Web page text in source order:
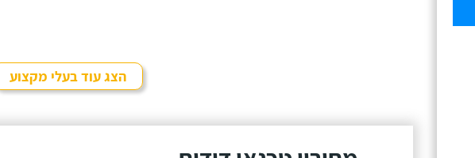
הצג עוד בעלי מקצוע